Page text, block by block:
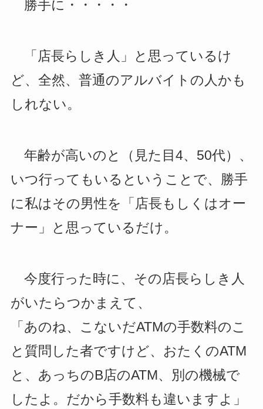
勝手に・・・・・
「店長らしき人」と思っているけ
ど、全然、普通のアルバイトの人かも
しれない。
年齢が高いのと（見た目4、50代）、
いつ行ってもいるということで、勝手
に私はその男性を「店長もしくはオー
ナー」と思っているだけ。
今度行った時に、その店長らしき人
がいたらつかまえて、
「あのね、こないだATMの手数料のこ
と質問した者ですけど、おたくのATM
と、あっちのB店のATM、別の機械で
したよ。だから手数料も違いますよ」